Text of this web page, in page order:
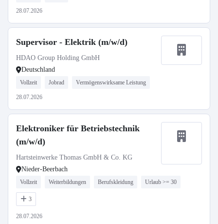
28.07.2026
Supervisor - Elektrik (m/w/d)
HDAO Group Holding GmbH
Deutschland
Vollzeit Jobrad Vermögenswirksame Leistung
28.07.2026
Elektroniker für Betriebstechnik
(m/w/d)
Hartsteinwerke Thomas GmbH & Co. KG
Nieder-Beerbach
Vollzeit Weiterbildungen Berufskleidung Urlaub >= 30
3
28.07.2026